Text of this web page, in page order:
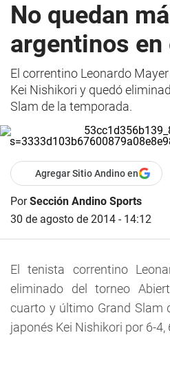
No quedan
argentinos en
El correntino Leonardo
Kei Nishikori y quedó
Slam de la temporada.
Agregar Sitio Andino en
PorSección Andino Sports
30 de agosto de 2014 - 14:12
El tenista correntino
eliminado del torneo
cuarto y último Grand Slam
japonés Kei Nishikori por 6-4,